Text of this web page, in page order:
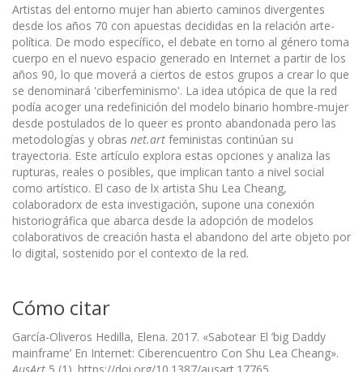
Artistas del entorno mujer han abierto caminos divergentes
desde los años 70 con apuestas decididas en la relación arte-
política. De modo específico, el debate en torno al género toma
cuerpo en el nuevo espacio generado en Internet a partir de los
años 90, lo que moverá a ciertos de estos grupos a crear lo que
se denominará 'ciberfeminismo'. La idea utópica de que la red
podía acoger una redefinición del modelo binario hombre-mujer
desde postulados de lo queer es pronto abandonada pero las
metodologías y obras net.art feministas continúan su
trayectoria. Este artículo explora estas opciones y analiza las
rupturas, reales o posibles, que implican tanto a nivel social
como artístico. El caso de lx artista Shu Lea Cheang,
colaboradorx de esta investigación, supone una conexión
historiográfica que abarca desde la adopción de modelos
colaborativos de creación hasta el abandono del arte objeto por
lo digital, sostenido por el contexto de la red.
Cómo citar
García-Oliveros Hedilla, Elena. 2017. «Sabotear El ’big Daddy
mainframe’ En Internet: Ciberencuentro Con Shu Lea Cheang».